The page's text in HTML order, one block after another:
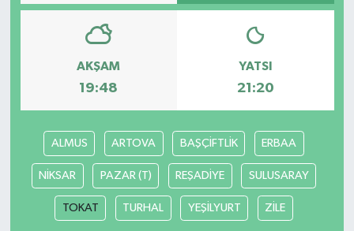
AKŞAM
19:48
YATSI
21:20
ALMUS ARTOVA BAŞÇİFTLİK ERBAA
NİKSAR PAZAR (T) REŞADİYE SULUSARAY
TOKAT TURHAL YEŞİLYURT ZİLE
LEFKOŞA
ÖZEL HABER
SAĞLIK